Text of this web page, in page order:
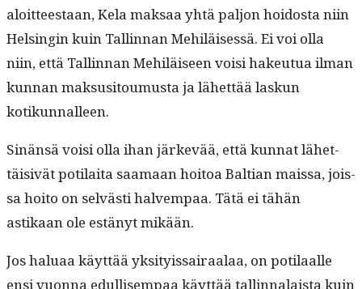
aloit­teestaan, Kela mak­saa yhtä paljon hoi­dos­ta niin
Helsin­gin kuin Tallinnan Mehiläisessä. Ei voi olla
niin, että Tallinnan Mehiläiseen voisi hakeu­tua ilman
kun­nan mak­susi­toumus­ta ja lähet­tää laskun
kotikunnalleen.
Sinän­sä voisi olla ihan järkevää, että kun­nat lähet­
täi­sivät poti­lai­ta saa­maan hoitoa Balt­ian mais­sa, jois­
sa hoito on selvästi halvem­paa. Tätä ei tähän
astikaan ole estänyt mikään.
Jos halu­aa käyt­tää yksi­tyis­sairaalaa, on poti­laalle
ensi vuon­na edullisem­paa käyt­tää tallinnalaista kuin